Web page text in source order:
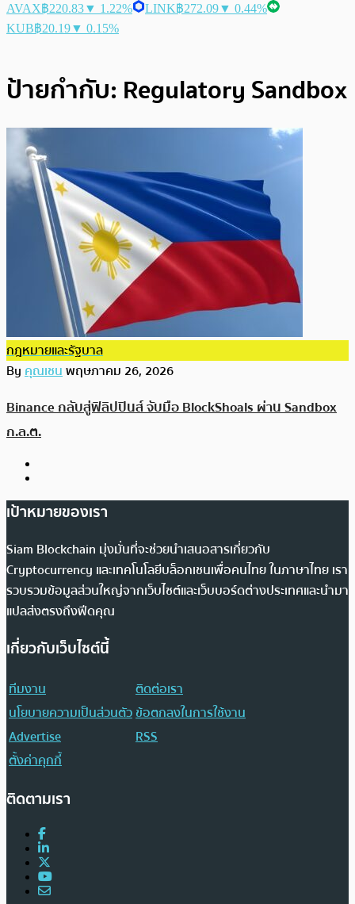
AVAX฿220.83▼ 1.22% LINK฿272.09▼ 0.44%
KUB฿20.19▼ 0.15%
ป้ายกำกับ: Regulatory Sandbox
กฎหมายและรัฐบาล
Byคุณเชนพฤษภาคม 26, 2026
Binance กลับสู่ฟิลิปปินส์ จับมือ BlockShoals ผ่าน Sandbox
ก.ล.ต.
เป้าหมายของเรา
Siam Blockchain มุ่งมั่นที่จะช่วยนำเสนอสารเกี่ยวกับ
Cryptocurrency และเทคโนโลยีบล็อกเชนเพื่อคนไทย ในภาษาไทย เรา
รวบรวมข้อมูลส่วนใหญ่จากเว็บไซต์และเว็บบอร์ดต่างประเทศและนำมา
แปลส่งตรงถึงฟีดคุณ
เกี่ยวกับเว็บไซต์นี้
ทีมงาน
ติดต่อเรา
นโยบายความเป็นส่วนตัวข้อตกลงในการใช้งาน
Advertise
RSS
ตั้งค่าคุกกี้
ติดตามเรา